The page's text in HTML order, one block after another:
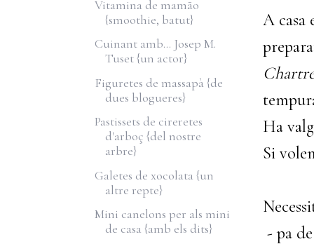
A casa
Ha
Si
- pa
Vitamina de mamão
{smoothie, batut}
Cuinant amb... Josep M.
Tuset {un actor}
Figuretes de massapà {de
dues blogueres}
Pastissets de cireretes
d'arboç {del nostre
arbre}
Galetes de xocolata {un
altre repte}
Mini canelons per als mini
de casa {amb els dits}